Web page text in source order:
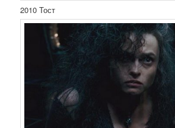
2010 Тост